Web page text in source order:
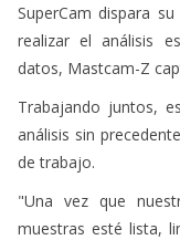
SuperCam dispara
realizar el análisis
datos, Mastcam-Z
Trabajando juntos,
análisis sin
de trabajo.
"Una vez que
muestras esté lista,